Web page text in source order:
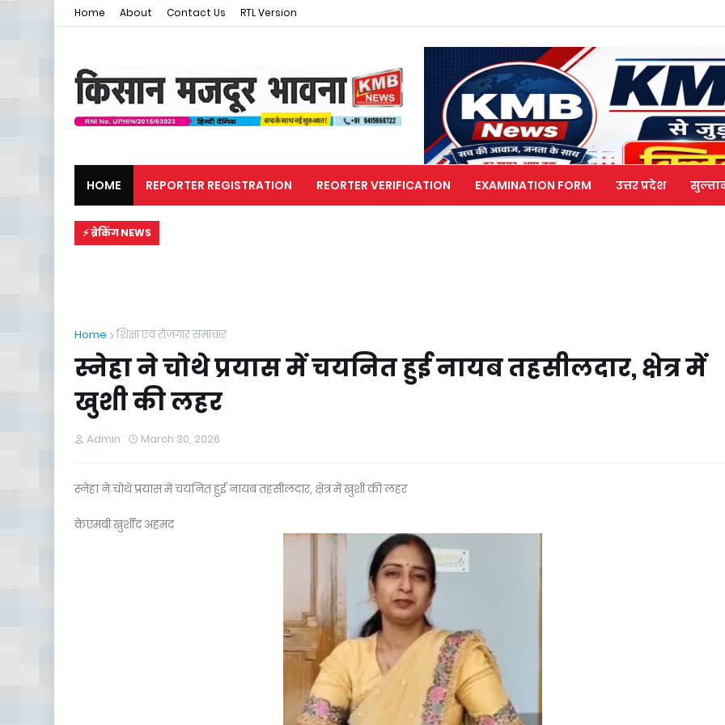
Home About Contact Us RTL Version
HOME REPORTER REGISTRATION REORTER VERIFICATION EXAMINATION FORM उत्तर प्रदेश
मजदूर समाचार
⚡ ब्रेकिंग NEWS
Home शिक्षा एवं रोजगार समाचार
स्नेहा ने चोथे प्रयास में चयनित हुई नायब तहसीलदार, क्षेत्र में
खुशी की लहर
Admin March 30, 2026
स्नेहा ने चोथे प्रयास में चयनित हुई नायब तहसीलदार, क्षेत्र में खुशी की लहर
केएमबी खुर्शीद अहमद